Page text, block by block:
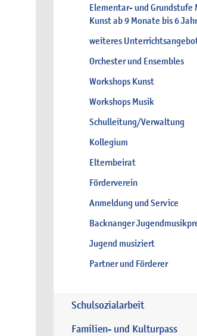
Elementar- und Grundstufe
Kunst ab 9 Monate bis 6
weiteres
Orchester und Ensembles
Workshops Kunst
Workshops Musik
Schulleitung/Verwaltung
Kollegium
Elternbeirat
Förderverein
Anmeldung und Service
Backnanger
Jugend musiziert
Partner und Förderer
Schulsozialarbeit
Familien- und Kulturpass